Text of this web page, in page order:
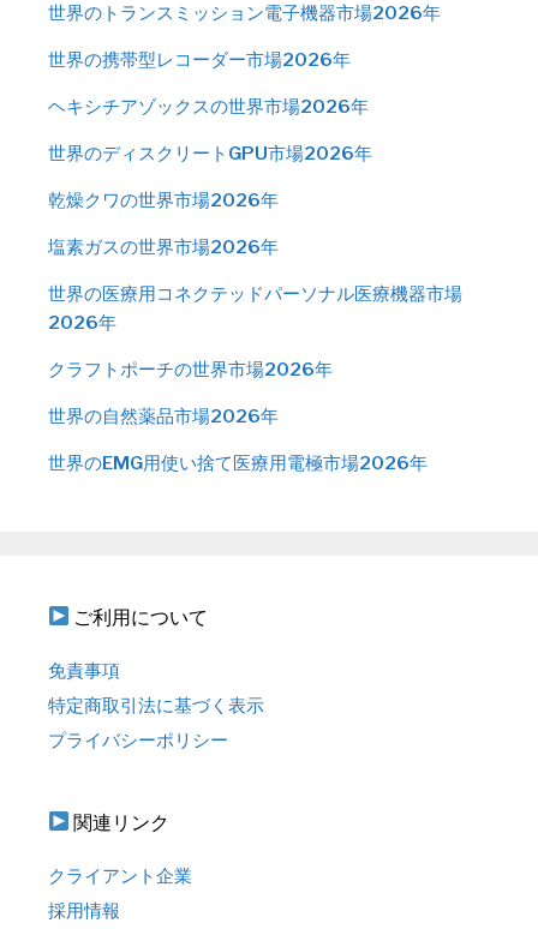
世界のトランスミッション電子機器市場2026年
世界の携帯型レコーダー市場2026年
ヘキシチアゾックスの世界市場2026年
世界のディスクリートGPU市場2026年
乾燥クワの世界市場2026年
塩素ガスの世界市場2026年
世界の医療用コネクテッドパーソナル医療機器市場
2026年
クラフトポーチの世界市場2026年
世界の自然薬品市場2026年
世界のEMG用使い捨て医療用電極市場2026年
ご利用について
免責事項
特定商取引法に基づく表示
プライバシーポリシー
関連リンク
クライアント企業
採用情報